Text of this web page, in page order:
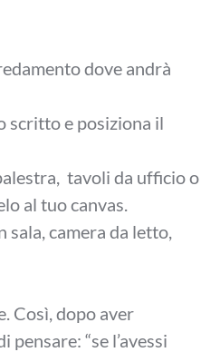
dove andrà
scritto e posiziona il
tavoli da ufficio o
al tuo canvas.
sala, camera da letto,
Così, dopo aver
“se l’avessi